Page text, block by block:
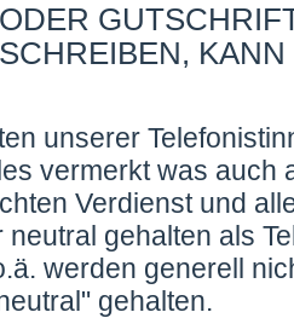
unserer
vermerkt was
Verdienst und
neutral gehalten als
werden generell
gehalten.